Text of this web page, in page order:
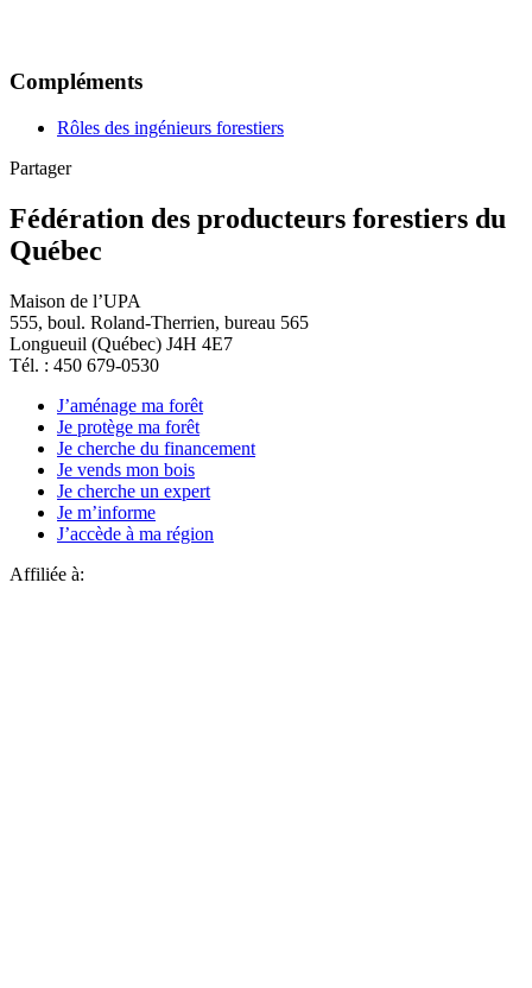
Compléments
Rôles des ingénieurs forestiers
Partager
Fédération des producteurs forestiers du
Québec
Maison de l’UPA
555, boul. Roland-Therrien, bureau 565
Longueuil (Québec) J4H 4E7
Tél. : 450 679-0530
J’aménage ma forêt
Je protège ma forêt
Je cherche du financement
Je vends mon bois
Je cherche un expert
Je m’informe
J’accède à ma région
Affiliée à: